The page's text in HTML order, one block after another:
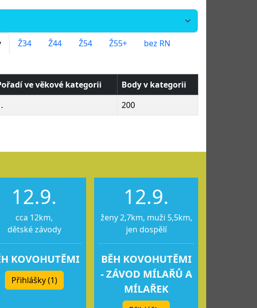
Ž34 Ž44 Ž54 Ž55+
bez RN
ve věkové kategorii
Body v kategorii
200
12.9.
cca 12km,
dětské závody
KOVOHUTĚMI
Přihlášky (1)
12.9.
ženy 2,7km, muži 5,5km,
jen dospělí
BĚH KOVOHUTĚMI
- ZÁVOD MÍLAŘŮ A
MÍLAŘEK